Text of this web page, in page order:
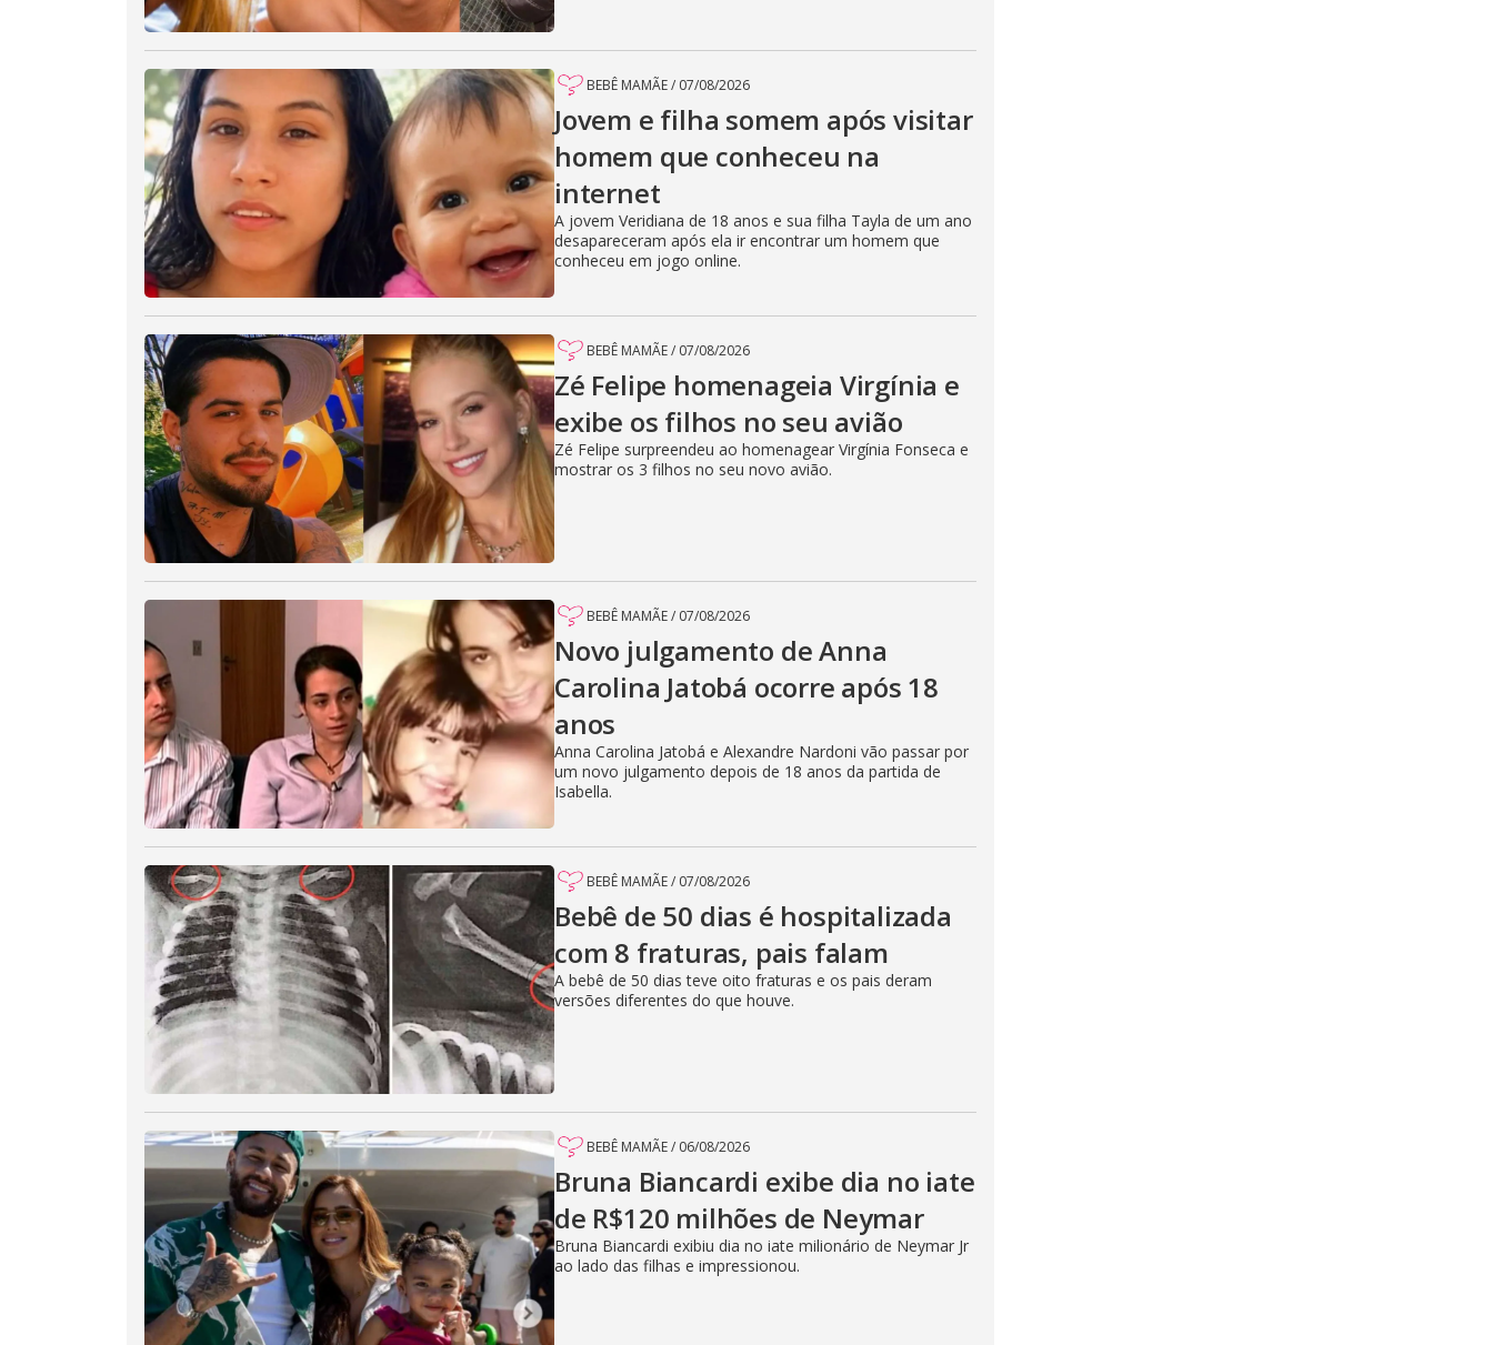
BEBÊ MAMÃE/ 07/08/2026
Jovem e filha somem após visitar
homem que conheceu na
internet
A jovem Veridiana de 18 anos e sua filha Tayla de um ano
desapareceram após ela ir encontrar um homem que
conheceu em jogo online.
BEBÊ MAMÃE/ 07/08/2026
Zé Felipe homenageia Virgínia e
exibe os filhos no seu avião
Zé Felipe surpreendeu ao homenagear Virgínia Fonseca e
mostrar os 3 filhos no seu novo avião.
BEBÊ MAMÃE/ 07/08/2026
Novo julgamento de Anna
Carolina Jatobá ocorre após 18
anos
Anna Carolina Jatobá e Alexandre Nardoni vão passar por
um novo julgamento depois de 18 anos da partida de
Isabella.
BEBÊ MAMÃE/ 07/08/2026
Bebê de 50 dias é hospitalizada
com 8 fraturas, pais falam
A bebê de 50 dias teve oito fraturas e os pais deram
versões diferentes do que houve.
BEBÊ MAMÃE/ 06/08/2026
Bruna Biancardi exibe dia no iate
de R$120 milhões de Neymar
Bruna Biancardi exibiu dia no iate milionário de Neymar Jr
ao lado das filhas e impressionou.